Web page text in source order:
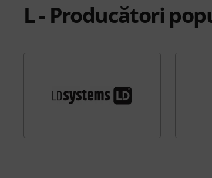
L - Producători